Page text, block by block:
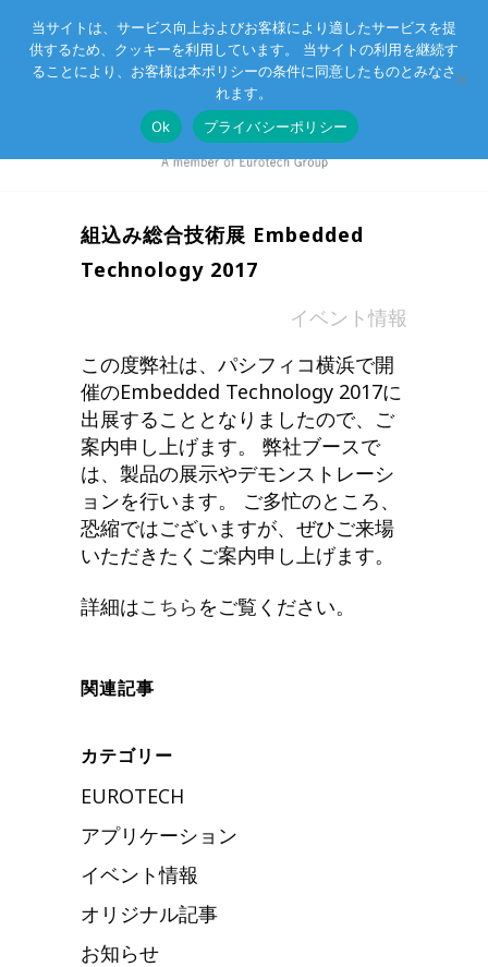
Eurotechグループ お客様サポート お問い合わせ
組込み総合技術展 Embedded
Technology 2017
イベント情報
この度弊社は、パシフィコ横浜で開
催のEmbedded Technology 2017に
出展することとなりましたので、ご
案内申し上げます。 弊社ブースで
は、製品の展示やデモンストレーシ
ョンを行います。 ご多忙のところ、
恐縮ではございますが、ぜひご来場
いただきたくご案内申し上げます。
詳細はこちら をご覧ください。
関連記事
カテゴリー
EUROTECH
アプリケーション
イベント情報
オリジナル記事
お知らせ
当サイトは、サービス向上およびお客様により適したサービスを提
供するため、クッキーを利用しています。 当サイトの利用を継続す
ることにより、お客様は本ポリシーの条件に同意したものとみなさ
れます。
Ok
プライバシーポリシー